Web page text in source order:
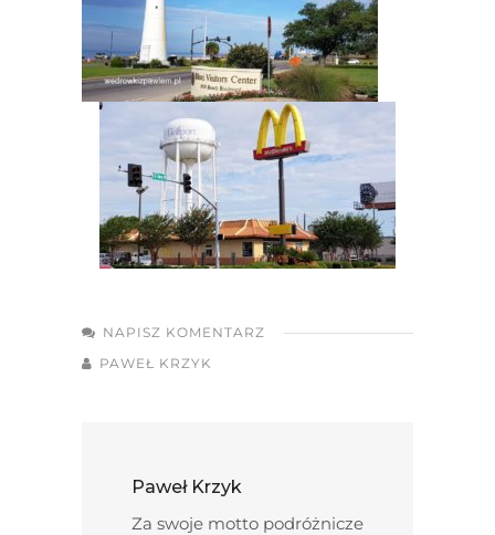
NAPISZ KOMENTARZ
PAWEŁ KRZYK
Paweł Krzyk
Za swoje motto podróżnicze